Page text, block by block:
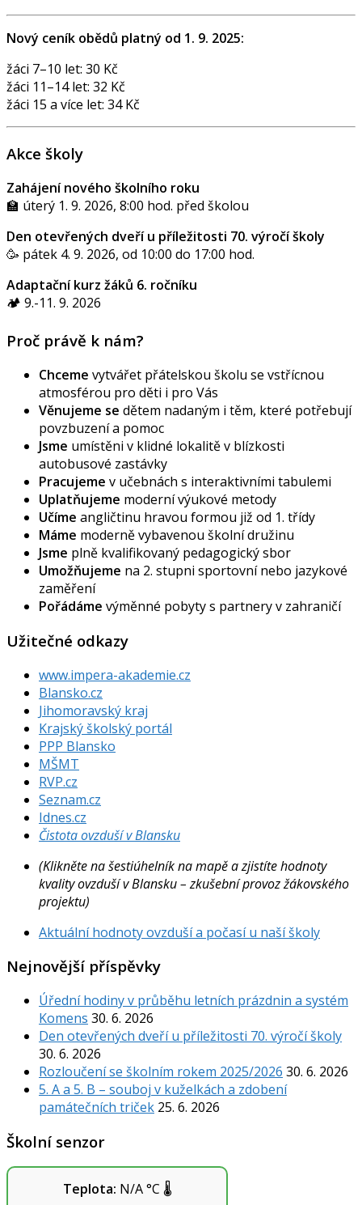
Nový ceník obědů platný od 1. 9. 2025:
žáci 7–10 let: 30 Kč
žáci 11–14 let: 32 Kč
žáci 15 a více let: 34 Kč
Akce školy
Zahájení nového školního roku
🏫 úterý 1. 9. 2026, 8:00 hod. před školou
Den otevřených dveří u příležitosti 70. výročí školy
🥳 pátek 4. 9. 2026, od 10:00 do 17:00 hod.
Adaptační kurz žáků 6. ročníku
🏕️ 9.-11. 9. 2026
Proč právě k nám?
Chceme vytvářet přátelskou školu se vstřícnou
atmosférou pro děti i pro Vás
Věnujeme se dětem nadaným i těm, které potřebují
povzbuzení a pomoc
Jsme umístěni v klidné lokalitě v blízkosti
autobusové zastávky
Pracujeme v učebnách s interaktivními tabulemi
Uplatňujeme moderní výukové metody
Učíme angličtinu hravou formou již od 1. třídy
Máme moderně vybavenou školní družinu
Jsme plně kvalifikovaný pedagogický sbor
Umožňujeme na 2. stupni sportovní nebo jazykové
zaměření
Pořádáme výměnné pobyty s partnery v zahraničí
Užitečné odkazy
www.impera-akademie.cz
Blansko.cz
Jihomoravský kraj
Krajský školský portál
PPP Blansko
MŠMT
RVP.cz
Seznam.cz
Idnes.cz
Čistota ovzduší v Blansku
(Klikněte na šestiúhelník na mapě a zjistíte hodnoty
kvality ovzduší v Blansku – zkušební provoz žákovského
projektu)
Aktuální hodnoty ovzduší a počasí u naší školy
Nejnovější příspěvky
Úřední hodiny v průběhu letních prázdnin a systém
Komens 30. 6. 2026
Den otevřených dveří u příležitosti 70. výročí školy
30. 6. 2026
Rozloučení se školním rokem 2025/2026 30. 6. 2026
5. A a 5. B – souboj v kuželkách a zdobení
památečních triček 25. 6. 2026
Školní senzor
Teplota: N/A°C 🌡️